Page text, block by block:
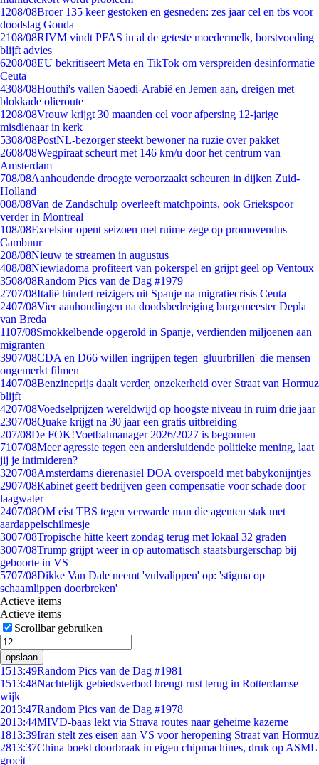
1208/08Broer 135 keer gestoken en gesneden: zes jaar cel en tbs voor
doodslag Gouda
2108/08RIVM vindt PFAS in al de geteste moedermelk, borstvoeding
blijft advies
6208/08EU bekritiseert Meta en TikTok om verspreiden desinformatie
Ceuta
4308/08Houthi's vallen Saoedi-Arabië en Jemen aan, dreigen met
blokkade olieroute
1208/08Vrouw krijgt 30 maanden cel voor afpersing 12-jarige
misdienaar in kerk
5308/08PostNL-bezorger steekt bewoner na ruzie over pakket
2608/08Wegpiraat scheurt met 146 km/u door het centrum van
Amsterdam
708/08Aanhoudende droogte veroorzaakt scheuren in dijken Zuid-
Holland
008/08Van de Zandschulp overleeft matchpoints, ook Griekspoor
verder in Montreal
108/08Excelsior opent seizoen met ruime zege op promovendus
Cambuur
208/08Nieuw te streamen in augustus
408/08Niewiadoma profiteert van pokerspel en grijpt geel op Ventoux
3508/08Random Pics van de Dag #1979
2707/08Italië hindert reizigers uit Spanje na migratiecrisis Ceuta
2407/08Vier aanhoudingen na doodsbedreiging burgemeester Depla
van Breda
1107/08Smokkelbende opgerold in Spanje, verdienden miljoenen aan
migranten
3907/08CDA en D66 willen ingrijpen tegen 'gluurbrillen' die mensen
ongemerkt filmen
1407/08Benzineprijs daalt verder, onzekerheid over Straat van Hormuz
blijft
4207/08Voedselprijzen wereldwijd op hoogste niveau in ruim drie jaar
2307/08Quake krijgt na 30 jaar een gratis uitbreiding
207/08De FOK!Voetbalmanager 2026/2027 is begonnen
7107/08Meer agressie tegen een andersluidende politieke mening, laat
jij je intimideren?
3207/08Amsterdams dierenasiel DOA overspoeld met babykonijntjes
2907/08Kabinet geeft bedrijven geen compensatie voor schade door
laagwater
2407/08OM eist TBS tegen verwarde man die agenten stak met
aardappelschilmesje
3007/08Tropische hitte keert zondag terug met lokaal 32 graden
3007/08Trump grijpt weer in op automatisch staatsburgerschap bij
geboorte in VS
5707/08Dikke Van Dale neemt 'vulvalippen' op: 'stigma op
schaamlippen doorbreken'
Actieve items
Actieve items
Scrollbar gebruiken
opslaan
1513:49Random Pics van de Dag #1981
1513:48Nachtelijk gebiedsverbod brengt rust terug in Rotterdamse
wijk
2013:47Random Pics van de Dag #1978
2013:44MIVD-baas lekt via Strava routes naar geheime kazerne
1813:39Iran stelt zes eisen aan VS voor heropening Straat van Hormuz
2813:37China boekt doorbraak in eigen chipmachines, druk op ASML
groeit